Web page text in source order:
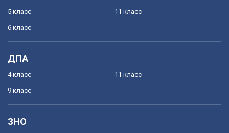
5 класс
6 класс
11 класс
ДПА
4 класс
9 класс
11 класс
ЗНО